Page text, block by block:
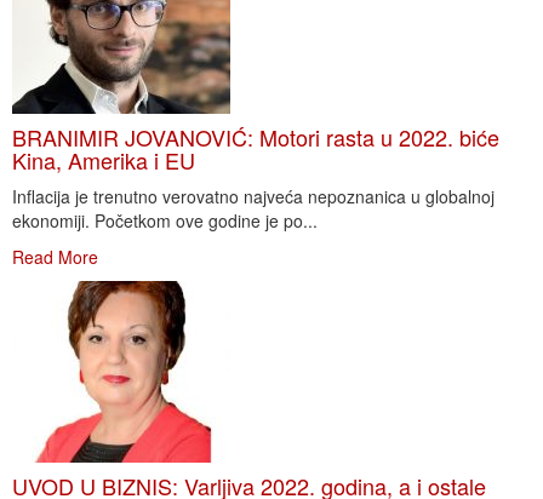
BRANIMIR JOVANOVIĆ: Motori rasta u 2022. biće
Kina, Amerika i EU
Inflacija je trenutno verovatno najveća nepoznanica u globalnoj
ekonomiji. Početkom ove godine je po...
Read More
UVOD U BIZNIS: Varljiva 2022. godina, a i ostale